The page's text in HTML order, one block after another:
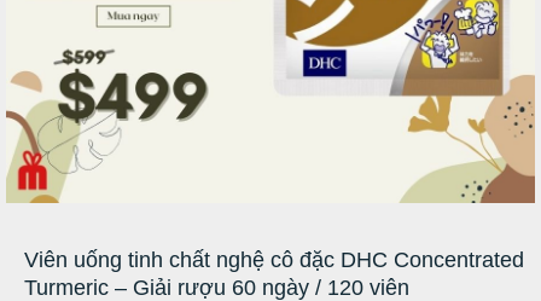
Viên uống tinh chất nghệ cô đặc DHC Concentrated
Turmeric – Giải rượu 60 ngày / 120 viên